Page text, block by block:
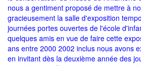
nous a gentiment proposé de mettre à
gracieusement la salle d'exposition
journées portes ouvertes de l'école
quelques amis en vue de faire cette
ans entre 2000 2002 inclus nous avons
en invitant dès la deuxième année des